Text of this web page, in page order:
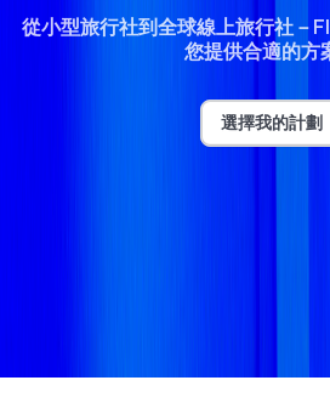
從小型旅行社到全球線上旅行社－
您提供合適的方
選擇我的計劃